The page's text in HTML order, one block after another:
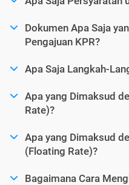
Dokumen Apa Saja
Pengajuan KPR?
Apa Saja Langkah-
Apa yang Dimaksud
Rate)?
Apa yang Dimaksud
(Floating Rate)?
Bagaimana Cara